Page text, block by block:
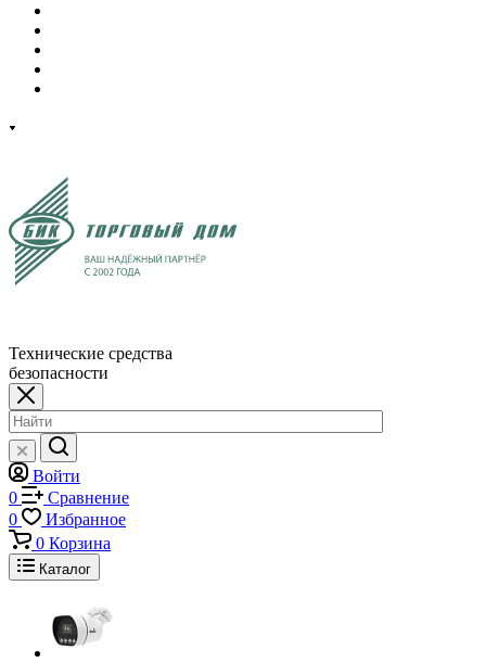
Технические средства
безопасности
Войти
0
Сравнение
0
Избранное
0 Корзина
Каталог